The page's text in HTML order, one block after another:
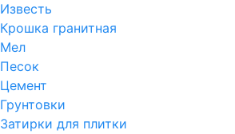
Известь
Крошка гранитная
Мел
Песок
Цемент
Грунтовки
Затирки для плитки